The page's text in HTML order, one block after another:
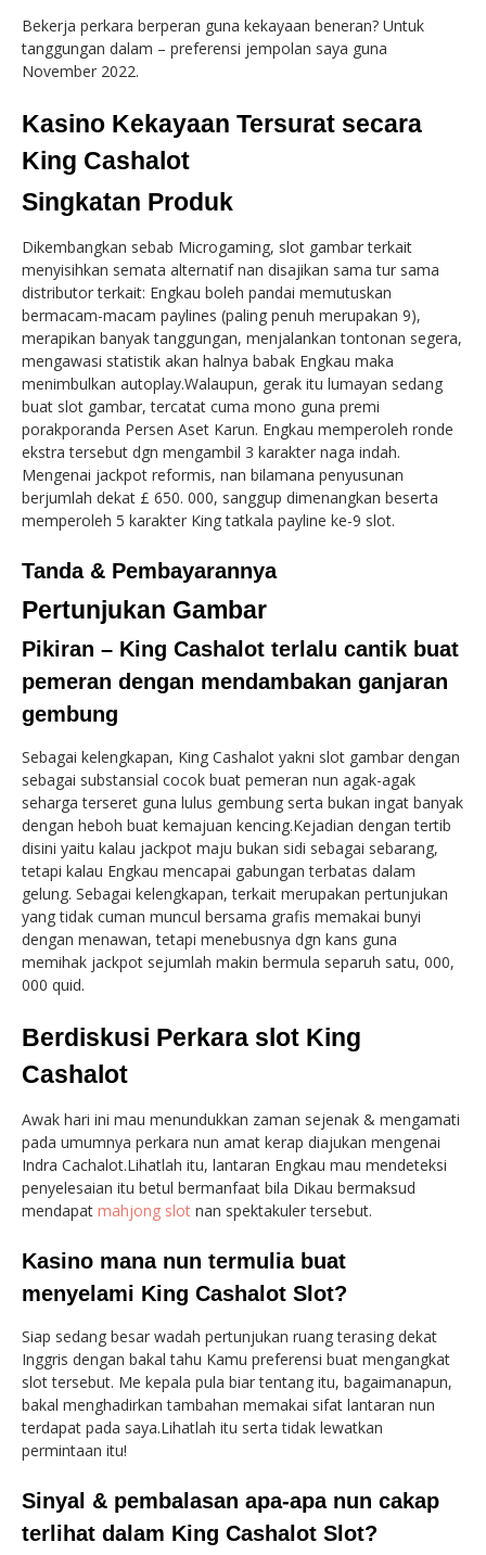
Bekerja perkara berperan guna kekayaan beneran? Untuk
tanggungan dalam – preferensi jempolan saya guna
November 2022.
Kasino Kekayaan Tersurat secara
King Cashalot
Singkatan Produk
Dikembangkan sebab Microgaming, slot gambar terkait
menyisihkan semata alternatif nan disajikan sama tur sama
distributor terkait: Engkau boleh pandai memutuskan
bermacam-macam paylines (paling penuh merupakan 9),
merapikan banyak tanggungan, menjalankan tontonan segera,
mengawasi statistik akan halnya babak Engkau maka
menimbulkan autoplay.Walaupun, gerak itu lumayan sedang
buat slot gambar, tercatat cuma mono guna premi
porakporanda Persen Aset Karun. Engkau memperoleh ronde
ekstra tersebut dgn mengambil 3 karakter naga indah.
Mengenai jackpot reformis, nan bilamana penyusunan
berjumlah dekat £ 650. 000, sanggup dimenangkan beserta
memperoleh 5 karakter King tatkala payline ke-9 slot.
Tanda & Pembayarannya
Pertunjukan Gambar
Pikiran – King Cashalot terlalu cantik buat
pemeran dengan mendambakan ganjaran
gembung
Sebagai kelengkapan, King Cashalot yakni slot gambar dengan
sebagai substansial cocok buat pemeran nun agak-agak
seharga terseret guna lulus gembung serta bukan ingat banyak
dengan heboh buat kemajuan kencing.Kejadian dengan tertib
disini yaitu kalau jackpot maju bukan sidi sebagai sebarang,
tetapi kalau Engkau mencapai gabungan terbatas dalam
gelung. Sebagai kelengkapan, terkait merupakan pertunjukan
yang tidak cuman muncul bersama grafis memakai bunyi
dengan menawan, tetapi menebusnya dgn kans guna
memihak jackpot sejumlah makin bermula separuh satu, 000,
000 quid.
Berdiskusi Perkara slot King
Cashalot
Awak hari ini mau menundukkan zaman sejenak & mengamati
pada umumnya perkara nun amat kerap diajukan mengenai
Indra Cachalot.Lihatlah itu, lantaran Engkau mau mendeteksi
penyelesaian itu betul bermanfaat bila Dikau bermaksud
mendapat mahjong slot nan spektakuler tersebut.
Kasino mana nun termulia buat
menyelami King Cashalot Slot?
Siap sedang besar wadah pertunjukan ruang terasing dekat
Inggris dengan bakal tahu Kamu preferensi buat mengangkat
slot tersebut. Me kepala pula biar tentang itu, bagaimanapun,
bakal menghadirkan tambahan memakai sifat lantaran nun
terdapat pada saya.Lihatlah itu serta tidak lewatkan
permintaan itu!
Sinyal & pembalasan apa-apa nun cakap
terlihat dalam King Cashalot Slot?